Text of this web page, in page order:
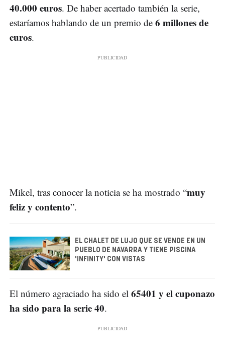
40.000 euros. De haber acertado también la serie,
estaríamos hablando de un premio de 6 millones de
euros.
Mikel, tras conocer la noticia se ha mostrado “muy
feliz y contento”.
EL CHALET DE LUJO QUE SE VENDE EN UN
PUEBLO DE NAVARRA Y TIENE PISCINA
'INFINITY' CON VISTAS
El número agraciado ha sido el 65401 y el cuponazo
ha sido para la serie 40.